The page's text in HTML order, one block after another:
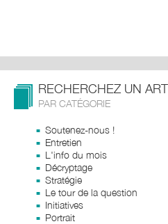
RECHERCHEZ UN
PAR CATÉGORIE
Soutenez-nous !
Entretien
L'info du mois
Décryptage
Stratégie
Le tour de la question
Initiatives
Portrait